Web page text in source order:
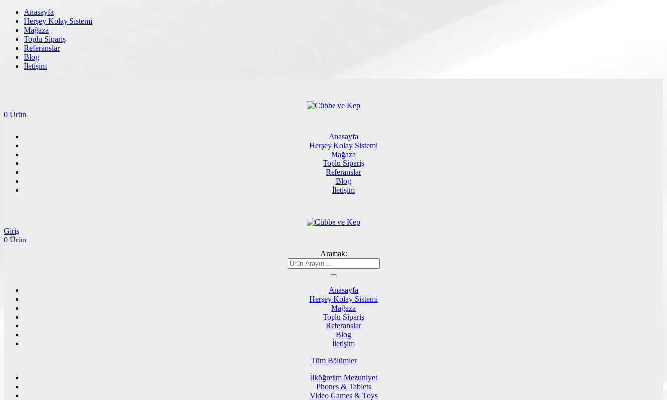
Anasayfa
Herşey Kolay Sistemi
Mağaza
Toplu Sipariş
Referanslar
Blog
İletişim
0 Ürün
Anasayfa
Herşey Kolay Sistemi
Mağaza
Toplu Sipariş
Referanslar
Blog
İletişim
Giriş
0 Ürün
Aramak:
Anasayfa
Herşey Kolay Sistemi
Mağaza
Toplu Sipariş
Referanslar
Blog
İletişim
Tüm Bölümler
İlköğretim Mezuniyet
Phones & Tablets
Video Games & Toys